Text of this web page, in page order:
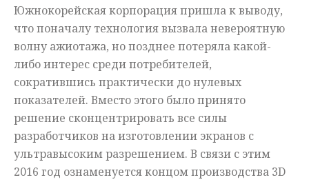
Южнокорейская корпорация пришла к выводу,
что поначалу технология вызвала невероятную
волну ажиотажа, но позднее потеряла какой-
либо интерес среди потребителей,
сократившись практически до нулевых
показателей. Вместо этого было принято
решение сконцентрировать все силы
разработчиков на изготовлении экранов с
ультравысоким разрешением. В связи с этим
2016 год ознаменуется концом производства 3D